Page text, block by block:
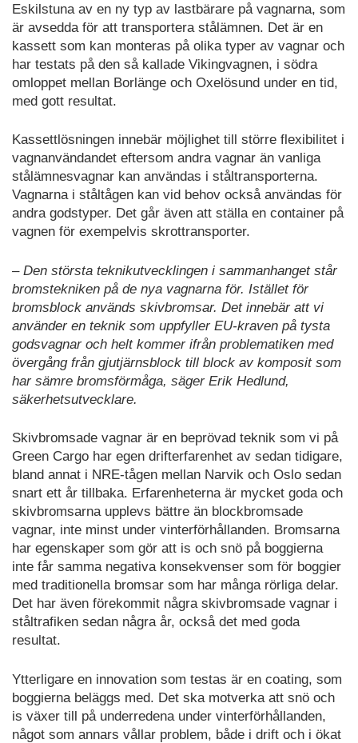
Eskilstuna av en ny typ av lastbärare på vagnarna, som
är avsedda för att transportera stålämnen. Det är en
kassett som kan monteras på olika typer av vagnar och
har testats på den så kallade Vikingvagnen, i södra
omloppet mellan Borlänge och Oxelösund under en tid,
med gott resultat.
Kassettlösningen innebär möjlighet till större flexibilitet i
vagnanvändandet eftersom andra vagnar än vanliga
stålämnesvagnar kan användas i ståltransporterna.
Vagnarna i ståltågen kan vid behov också användas för
andra godstyper. Det går även att ställa en container på
vagnen för exempelvis skrottransporter.
– Den största teknikutvecklingen i sammanhanget står
bromstekniken på de nya vagnarna för. Istället för
bromsblock används skivbromsar. Det innebär att vi
använder en teknik som uppfyller EU-kraven på tysta
godsvagnar och helt kommer ifrån problematiken med
övergång från gjutjärnsblock till block av komposit som
har sämre bromsförmåga, säger Erik Hedlund,
säkerhetsutvecklare.
Skivbromsade vagnar är en beprövad teknik som vi på
Green Cargo har egen drifterfarenhet av sedan tidigare,
bland annat i NRE-tågen mellan Narvik och Oslo sedan
snart ett år tillbaka. Erfarenheterna är mycket goda och
skivbromsarna upplevs bättre än blockbromsade
vagnar, inte minst under vinterförhållanden. Bromsarna
har egenskaper som gör att is och snö på boggierna
inte får samma negativa konsekvenser som för boggier
med traditionella bromsar som har många rörliga delar.
Det har även förekommit några skivbromsade vagnar i
ståltrafiken sedan några år, också det med goda
resultat.
Ytterligare en innovation som testas är en coating, som
boggierna beläggs med. Det ska motverka att snö och
is växer till på underredena under vinterförhållanden,
något som annars vållar problem, både i drift och i ökat